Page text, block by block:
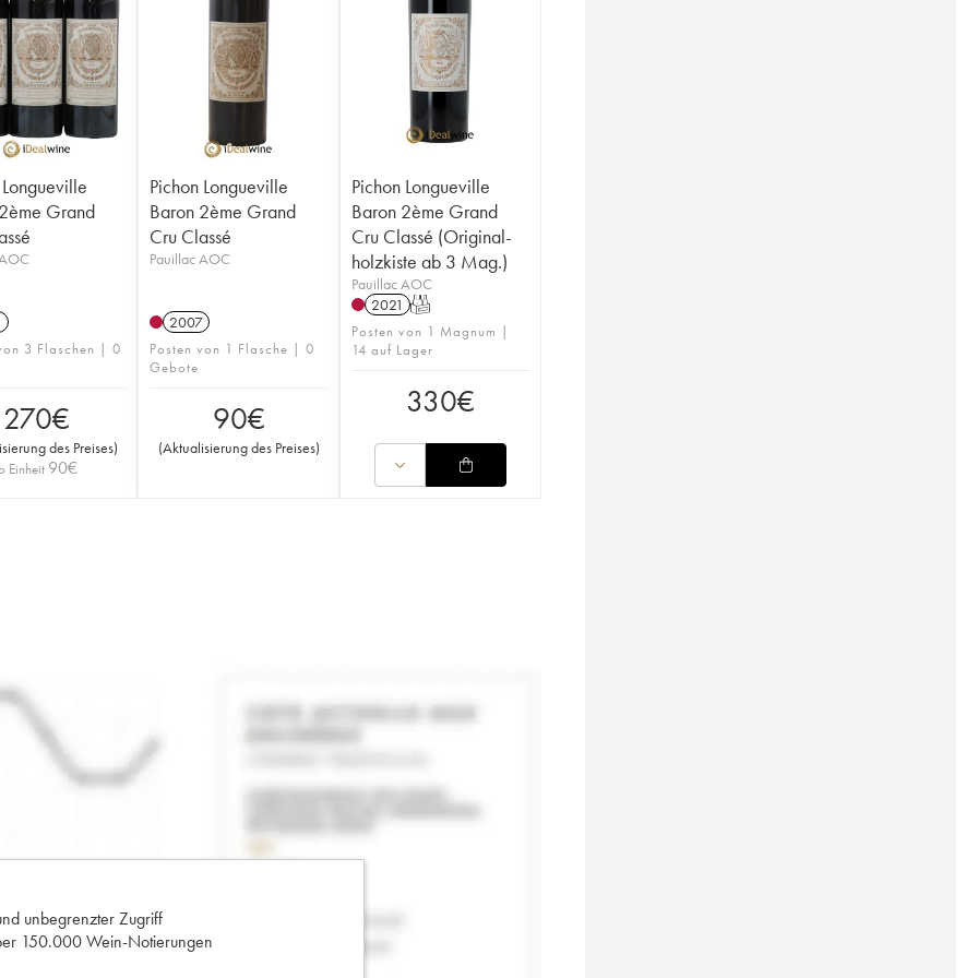
Grand
3 Flaschen | 0
270€
des Preises)
Einheit 90€
Pichon Longueville
Baron 2ème Grand
Cru Classé
Pauillac AOC
2007
Posten von 1 Flasche | 0
Gebote
90€
(Aktualisierung des Preises)
Pichon Longueville
Baron 2ème Grand
Cru Classé (Original-
holzkiste ab 3 Mag.)
Pauillac AOC
2021 T
Posten von 1 Magnum |
14 auf Lager
330€
unbegrenzter Zugriff
150.000 Wein-Notierungen